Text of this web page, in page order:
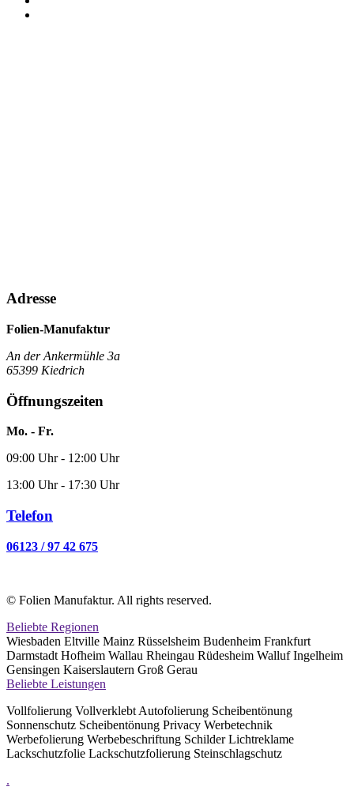
Adresse
Folien-Manufaktur
An der Ankermühle 3a
65399 Kiedrich
Öffnungszeiten
Mo. - Fr.
09:00 Uhr - 12:00 Uhr
13:00 Uhr - 17:30 Uhr
Telefon
06123 / 97 42 675
© Folien Manufaktur. All rights reserved.
Beliebte Regionen
Wiesbaden Eltville Mainz Rüsselsheim Budenheim Frankfurt
Darmstadt Hofheim Wallau Rheingau Rüdesheim Walluf Ingelheim
Gensingen Kaiserslautern Groß Gerau
Beliebte Leistungen
Vollfolierung Vollverklebt Autofolierung Scheibentönung
Sonnenschutz Scheibentönung Privacy Werbetechnik
Werbefolierung Werbebeschriftung Schilder Lichtreklame
Lackschutzfolie Lackschutzfolierung Steinschlagschutz
.